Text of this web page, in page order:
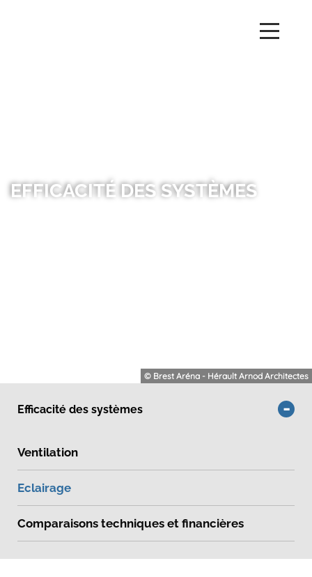
© Brest Aréna - Hérault Arnod Architectes
EFFICACITÉ DES SYSTÈMES
Efficacité des systèmes
Ventilation
Eclairage
Comparaisons techniques et financières